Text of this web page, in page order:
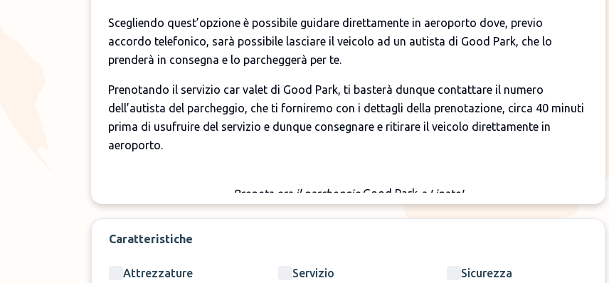
Scegliendo quest’opzione è possibile guidare direttamente in aeroporto dove, previo
accordo telefonico, sarà possibile lasciare il veicolo ad un autista di Good Park, che lo
prenderà in consegna e lo parcheggerà per te.
Prenotando il servizio car valet di Good Park, ti basterà dunque contattare il numero
dell’autista del parcheggio, che ti forniremo con i dettagli della prenotazione, circa 40 minuti
prima di usufruire del servizio e dunque consegnare e ritirare il veicolo direttamente in
aeroporto.
Prenota ora il parcheggio Good Park a Linate!
Caratteristiche
Attrezzature Servizio Sicurezza